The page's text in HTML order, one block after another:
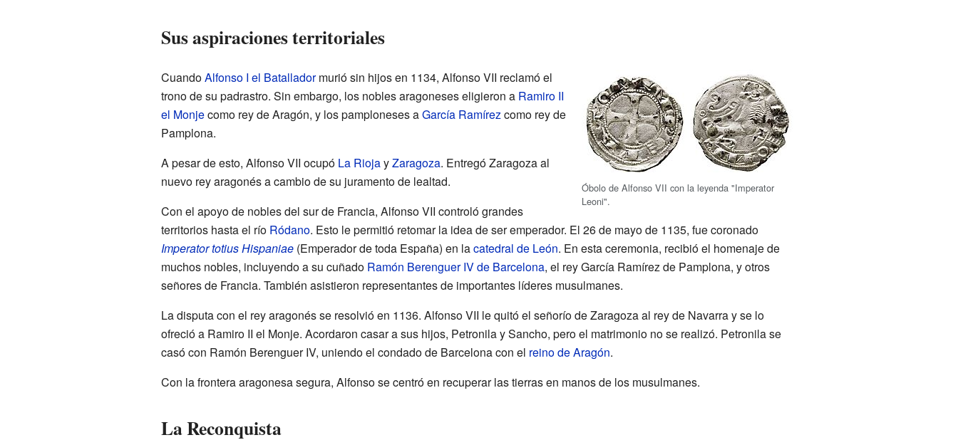
Sus aspiraciones territoriales
Óbolo de Alfonso VII con la leyenda "Imperator
Leoni".
CuandoAlfonso I el Batalladormurió sin hijos en 1134, Alfonso VII reclamó el
trono de su padrastro. Sin embargo, los nobles aragoneses eligieron a Ramiro II
el Monjecomo rey de Aragón, y los pamploneses aGarcía Ramírezcomo rey de
Pamplona.
A pesar de esto, Alfonso VII ocupó La RiojayZaragoza. Entregó Zaragoza al
nuevo rey aragonés a cambio de su juramento de lealtad.
Con el apoyo de nobles del sur de Francia, Alfonso VII controló grandes
territorios hasta el río Ródano. Esto le permitió retomar la idea de ser emperador. El 26 de mayo de 1135, fue coronado
Imperator totius Hispaniae(Emperador de toda España) en lacatedral de León. En esta ceremonia, recibió el homenaje de
muchos nobles, incluyendo a su cuñado Ramón Berenguer IV de Barcelona, el rey García Ramírez de Pamplona, y otros
señores de Francia. También asistieron representantes de importantes líderes musulmanes.
La disputa con el rey aragonés se resolvió en 1136. Alfonso VII le quitó el señorío de Zaragoza al rey de Navarra y se lo
ofreció a Ramiro II el Monje. Acordaron casar a sus hijos, Petronila y Sancho, pero el matrimonio no se realizó. Petronila se
casó con Ramón Berenguer IV, uniendo el condado de Barcelona con el reino de Aragón.
Con la frontera aragonesa segura, Alfonso se centró en recuperar las tierras en manos de los musulmanes.
La Reconquista